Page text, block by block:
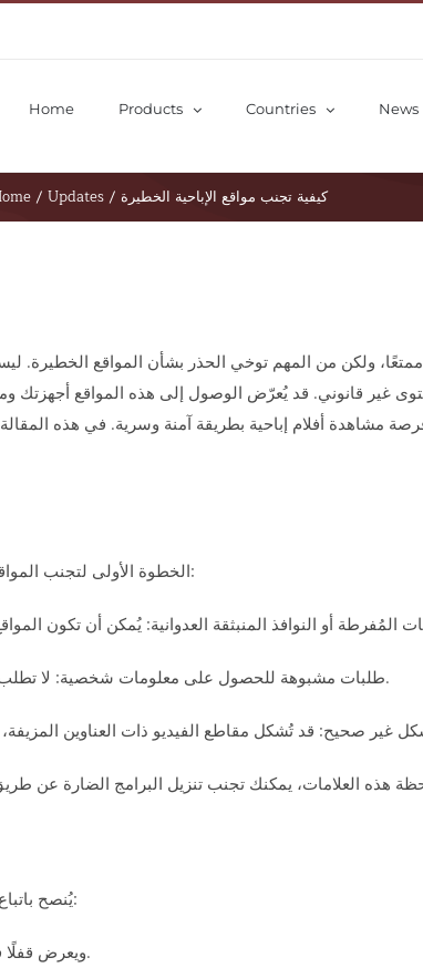
Home Products Countries News
/ Updates / كيفية تجنب مواقع الإباحية الخطيرة
ممتعًا، ولكن من المهم توخي الحذر بشأن المواقع
مشاهدة أفلام إباحية بطريقة آمنة وسرية. في هذه
الخطوة الأولى لتجنب المواقع الخطيرة هي التعرّف على العلامات التي تُشير إلى الخطر. وتشمل هذه:
طلبات مشبوهة للحصول على معلومات شخصية: لا تطلب المواقع الموثوقة بياناتك المصرفية أو كلمات مرور لمشاهدة أفلام إباحية.
قبل الوصول إلى موقع xnxx، يُنصح باتباع بعض الخطوات البسيطة للتحقق من أمانه:
تحقق من شهادة SSL: يبدأ الموقع الآمن بـ “https://” ويعرض قفلًا في شريط العناوين.